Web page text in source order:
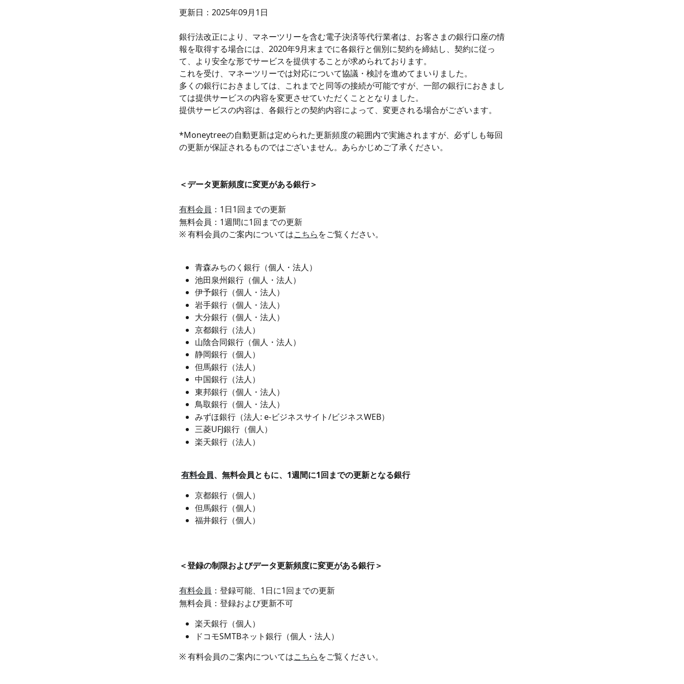
更新日：2025年09月1日
銀行法改正により、マネーツリーを含む電子決済等代行業者は、お客さまの銀行口座の情
報を取得する場合には、2020年9月末までに各銀行と個別に契約を締結し、契約に従っ
て、より安全な形でサービスを提供することが求められております。
これを受け、マネーツリーでは対応について協議・検討を進めてまいりました。
多くの銀行におきましては、これまでと同等の接続が可能ですが、一部の銀行におきまし
ては提供サービスの内容を変更させていただくこととなりました。
提供サービスの内容は、各銀行との契約内容によって、変更される場合がございます。
*Moneytreeの自動更新は定められた更新頻度の範囲内で実施されますが、必ずしも毎回
の更新が保証されるものではございません。あらかじめご了承ください。
＜データ更新頻度に変更がある銀行＞
有料会員 ：1日1回までの更新
無料会員：1週間に1回までの更新
※ 有料会員のご案内についてはこちらをご覧ください。
青森みちのく銀行（個人・法人）
池田泉州銀行（個人・法人）
伊予銀行（個人・法人）
岩手銀行（個人・法人）
大分銀行（個人・法人）
京都銀行（法人）
山陰合同銀行（個人・法人）
静岡銀行（個人）
但馬銀行（法人）
中国銀行（法人）
東邦銀行（個人・法人）
鳥取銀行（個人・法人）
みずほ銀行（法人: e-ビジネスサイト/ビジネスWEB）
三菱UFJ銀行（個人）
楽天銀行（法人）
有料会員、無料会員ともに、1週間に1回までの更新となる銀行
京都銀行（個人）
但馬銀行（個人）
福井銀行（個人）
＜登録の制限およびデータ更新頻度に変更がある銀行＞
有料会員 ：登録可能、1日に1回までの更新
無料会員：登録および更新不可
楽天銀行（個人）
ドコモSMTBネット銀行（個人・法人）
※ 有料会員のご案内についてはこちらをご覧ください。